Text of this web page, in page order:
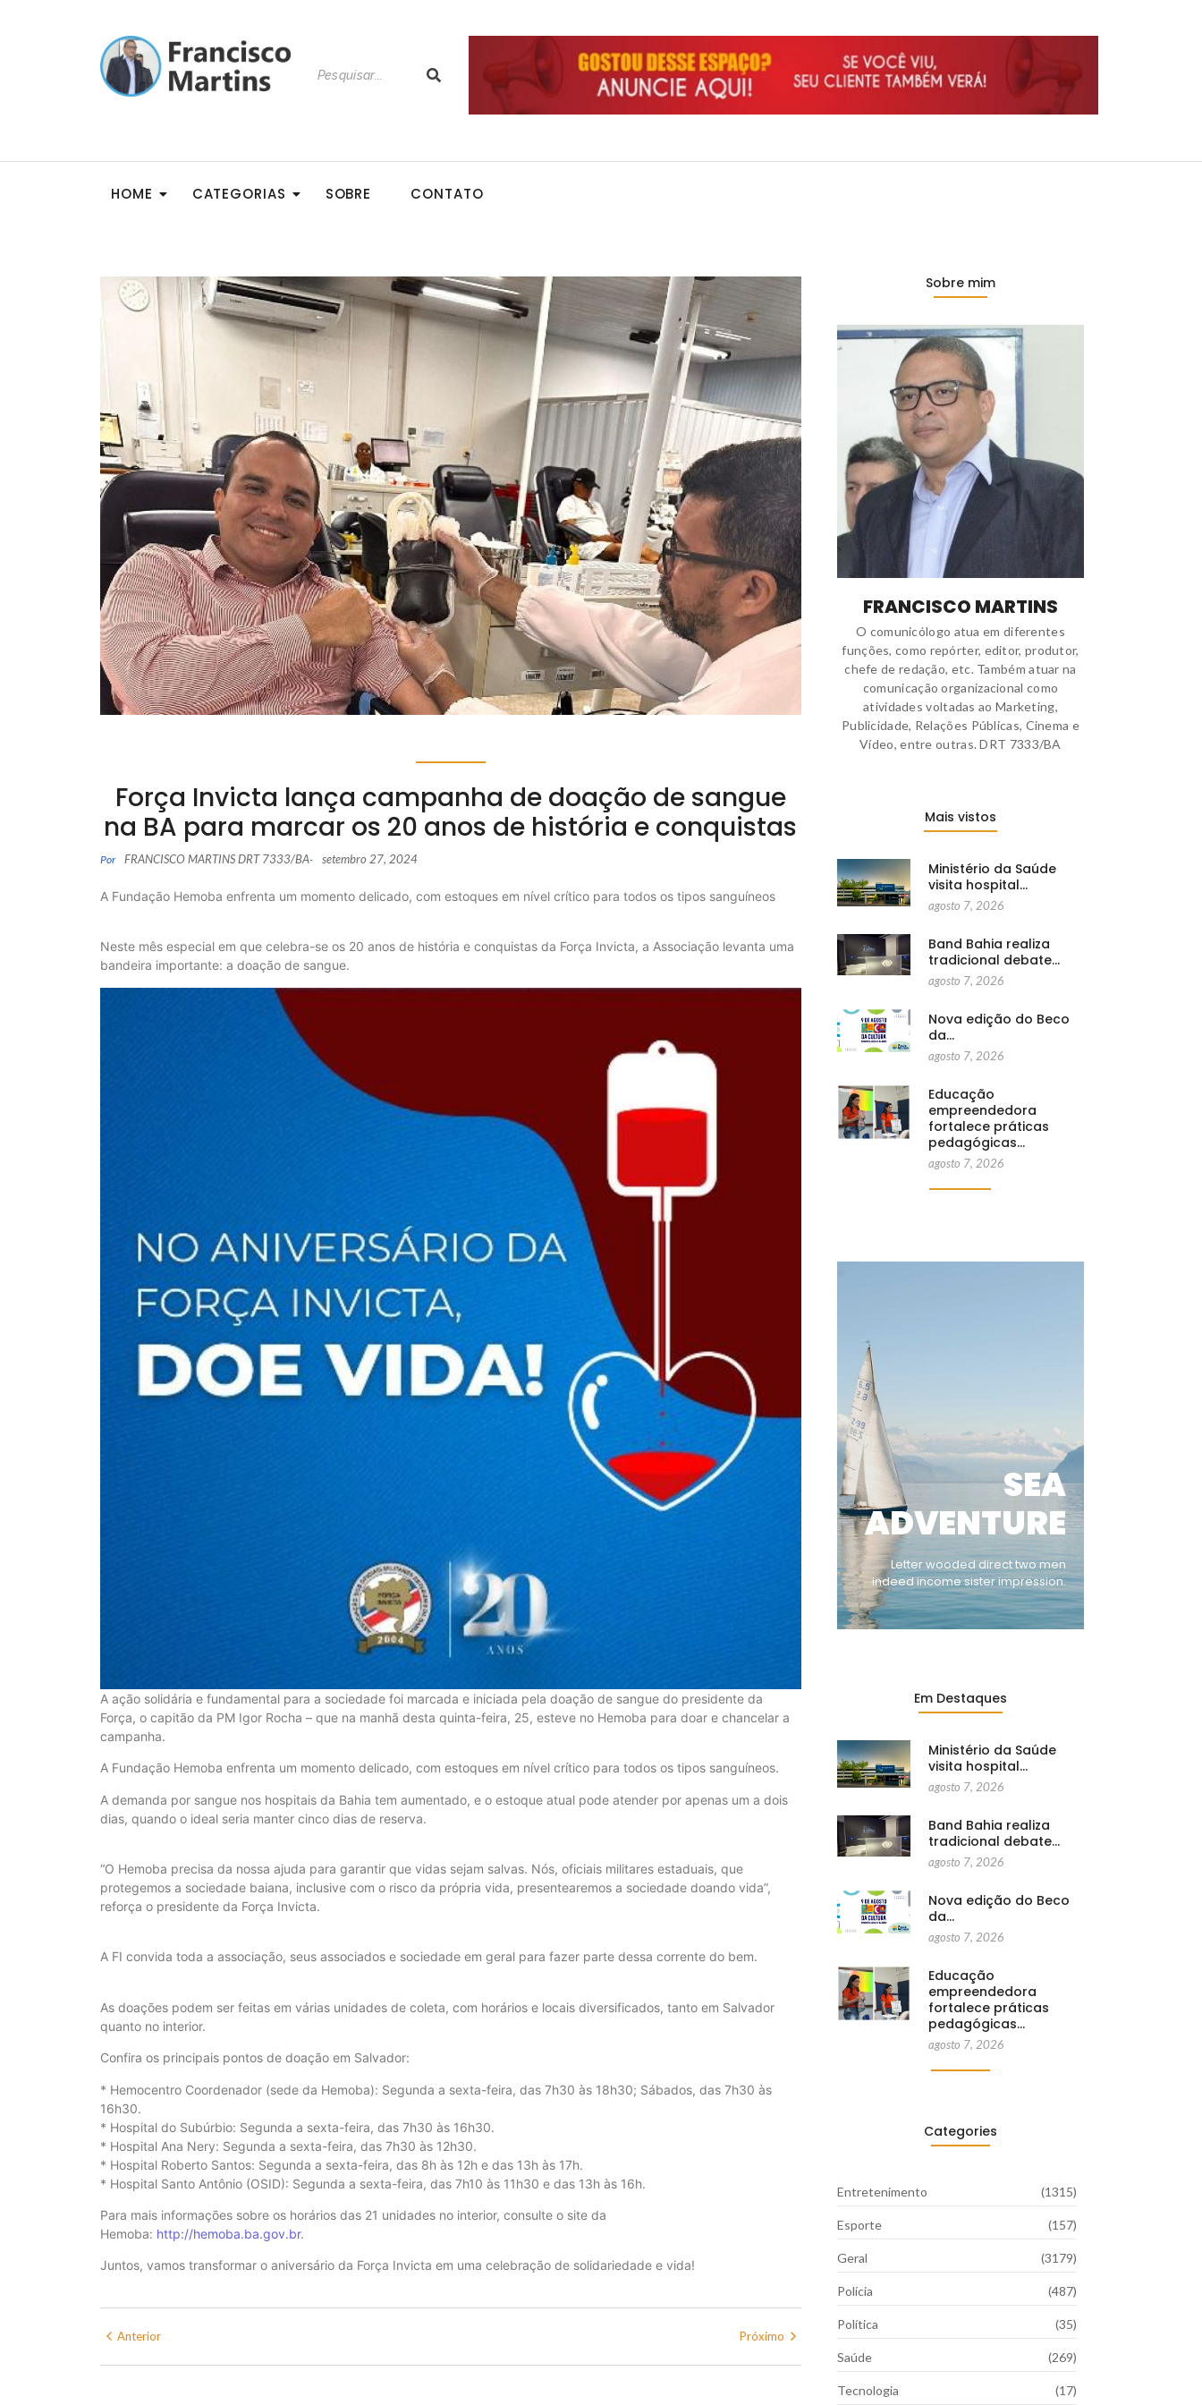
HOME CATEGORIAS SOBRE CONTATO
Força Invicta lança campanha de doação de sangue
na BA para marcar os 20 anos de história e conquistas
Por FRANCISCO MARTINS DRT 7333/BA- setembro 27, 2024
A Fundação Hemoba enfrenta um momento delicado, com estoques em nível crítico para todos os tipos sanguíneos
Neste mês especial em que celebra-se os 20 anos de história e conquistas da Força Invicta, a Associação levanta uma
bandeira importante: a doação de sangue.
A ação solidária e fundamental para a sociedade foi marcada e iniciada pela doação de sangue do presidente da
Força, o capitão da PM Igor Rocha – que na manhã desta quinta-feira, 25, esteve no Hemoba para doar e chancelar a
campanha.
A Fundação Hemoba enfrenta um momento delicado, com estoques em nível crítico para todos os tipos sanguíneos.
A demanda por sangue nos hospitais da Bahia tem aumentado, e o estoque atual pode atender por apenas um a dois
dias, quando o ideal seria manter cinco dias de reserva.
“O Hemoba precisa da nossa ajuda para garantir que vidas sejam salvas. Nós, oficiais militares estaduais, que
protegemos a sociedade baiana, inclusive com o risco da própria vida, presentearemos a sociedade doando vida”,
reforça o presidente da Força Invicta.
A FI convida toda a associação, seus associados e sociedade em geral para fazer parte dessa corrente do bem.
As doações podem ser feitas em várias unidades de coleta, com horários e locais diversificados, tanto em Salvador
quanto no interior.
Confira os principais pontos de doação em Salvador:
* Hemocentro Coordenador (sede da Hemoba): Segunda a sexta-feira, das 7h30 às 18h30; Sábados, das 7h30 às
16h30.
* Hospital do Subúrbio: Segunda a sexta-feira, das 7h30 às 16h30.
* Hospital Ana Nery: Segunda a sexta-feira, das 7h30 às 12h30.
* Hospital Roberto Santos: Segunda a sexta-feira, das 8h às 12h e das 13h às 17h.
* Hospital Santo Antônio (OSID): Segunda a sexta-feira, das 7h10 às 11h30 e das 13h às 16h.
Para mais informações sobre os horários das 21 unidades no interior, consulte o site da
Hemoba: http://hemoba.ba.gov.br.
Juntos, vamos transformar o aniversário da Força Invicta em uma celebração de solidariedade e vida!
Anterior Próximo
Sobre mim
FRANCISCO MARTINS
O comunicólogo atua em diferentes
funções, como repórter, editor, produtor,
chefe de redação, etc. Também atuar na
comunicação organizacional como
atividades voltadas ao Marketing,
Publicidade, Relações Públicas, Cinema e
Vídeo, entre outras. DRT 7333/BA
Mais vistos
Ministério da Saúde
visita hospital…
agosto 7, 2026
Band Bahia realiza
tradicional debate…
agosto 7, 2026
Nova edição do Beco
da…
agosto 7, 2026
Educação
empreendedora
fortalece práticas
pedagógicas…
agosto 7, 2026
SEA
ADVENTURE
Letter wooded direct two men
indeed income sister impression.
Em Destaques
Ministério da Saúde
visita hospital…
agosto 7, 2026
Band Bahia realiza
tradicional debate…
agosto 7, 2026
Nova edição do Beco
da…
agosto 7, 2026
Educação
empreendedora
fortalece práticas
pedagógicas…
agosto 7, 2026
Categories
Entretenimento (1315)
Esporte (157)
Geral (3179)
Polícia (487)
Política (35)
Saúde (269)
Tecnologia (17)